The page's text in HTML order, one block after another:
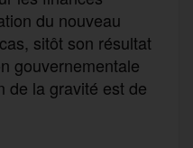
du nouveau
sitôt son résultat
gouvernementale
de la gravité est de